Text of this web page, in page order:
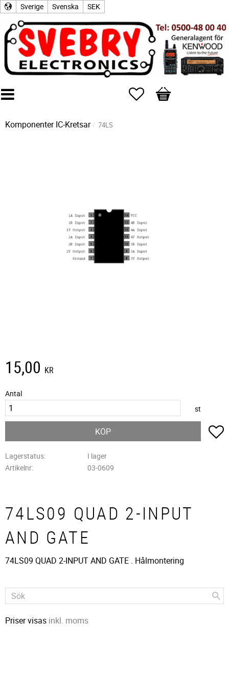
Sverige Svenska SEK
Favoriter
Kundvagn
Komponenter IC-Kretsar 74LS
15,00 KR
Antal
st
KÖP
Lagerstatus
I lager
Artikelnr
03-0609
74LS09 QUAD 2-INPUT
AND GATE
74LS09 QUAD 2-INPUT AND GATE . Hålmontering
Priser visas inkl. moms